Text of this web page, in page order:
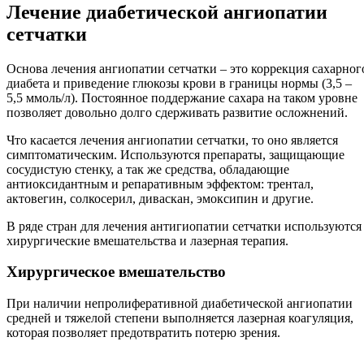
Лечение диабетической ангиопатии
сетчатки
Основа лечения ангиопатии сетчатки – это коррекция
диабета и приведение глюкозы крови в границы нормы (3,5 –
5,5 ммоль/л). Постоянное поддержание сахара на таком уровне
позволяет довольно долго сдерживать развитие осложнений.
Что касается лечения ангиопатии сетчатки, то оно является
симптоматическим. Используются препараты, защищающие
сосудистую стенку, а так же средства, обладающие
антиоксидантным и репаративным эффектом: трентал,
актовегин, солкосерил, диваскан, эмоксипин и другие.
В ряде стран для лечения антигиопатии сетчатки используются
хирургические вмешательства и лазерная терапия.
Хирургическое вмешательство
При наличии непролиферативной диабетической ангиопатии
средней и тяжелой степени выполняется лазерная коагуляция,
которая позволяет предотвратить потерю зрения.